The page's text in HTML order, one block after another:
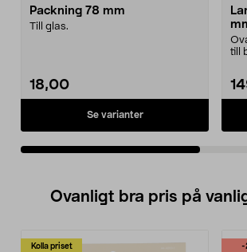
Packning 78 mm
Till glas.
18,00
Se varianter
till
Ovanligt bra pris på
Kolla priset -